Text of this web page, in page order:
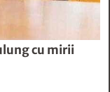
cu mirii